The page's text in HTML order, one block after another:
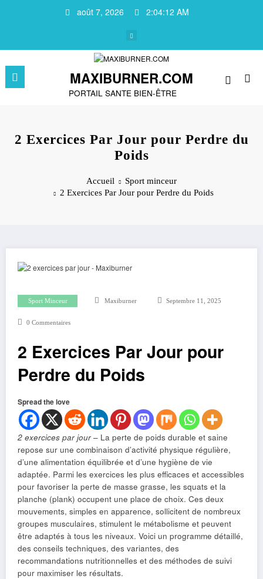
août 7, 2026 2:04:13 AM
MAXIBURNER.COM
PORTAIL SANTE BIEN-ÊTRE
2 Exercices Par Jour pour Perdre du
Poids
Accueil
Sport minceur
2 Exercices Par Jour pour Perdre du Poids
Sport Minceur Maxiburner Septembre 11, 2025
0 Commentaires
2 Exercices Par Jour pour
Perdre du Poids
Spread the love
2 exercices par jour – La perte de poids durable et saine
repose sur une combinaison d’activité physique régulière,
d’une alimentation équilibrée et d’une hygiène de vie
adaptée. Parmi les exercices les plus efficaces et accessibles
pour favoriser la perte de masse grasse, les squats et la
planche (plank) occupent une place de choix. Ces deux
mouvements, simples en apparence, sollicitent de nombreux
groupes musculaires, stimulent le métabolisme et peuvent
être adaptés à tous les niveaux. Voici un programme détaillé,
des conseils techniques, des variantes, des
recommandations nutritionnelles et des méthodes de suivi
pour maximiser les résultats.